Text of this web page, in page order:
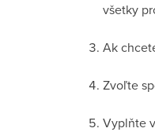
všetky
Ak
Zvoľte
Vyplňte